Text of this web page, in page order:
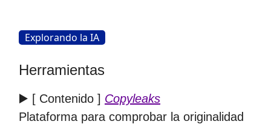
Explorando la IA
Herramientas
▶️ [ Contenido ] Copyleaks
Plataforma para comprobar la originalidad